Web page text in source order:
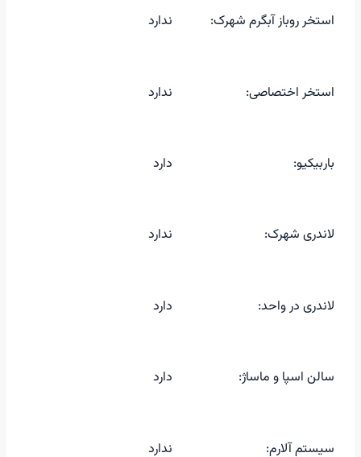
استخر روباز آبگرم شهرک: ندارد
استخر اختصاصی: ندارد
باربیکیو: دارد
لاندری شهرک: ندارد
لاندری در واحد: دارد
سالن اسپا و ماساژ: دارد
سیستم آلارم: ندارد